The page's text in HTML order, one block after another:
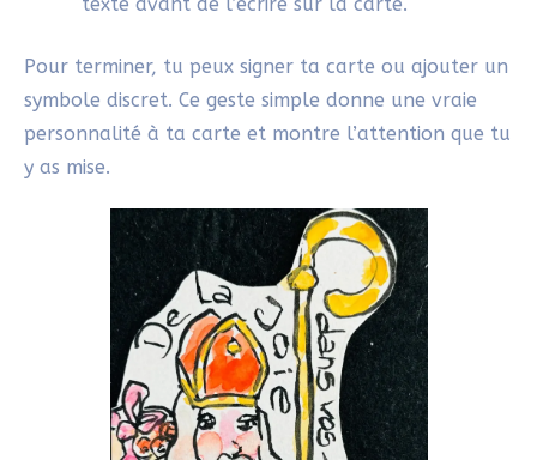
Noël de Saint-Nicolas !
Bravo, ta carte de Noël de Saint-Nicolas est prête
à illuminer les fêtes ! Grâce à l’art de l’ etegami, tu
as créé une attention ou une décoration qui attirera
sans aucun doute les regards. N’oublie pas : chaque
petite maladresse fait partie du charme et de
l’authenticité de ces cartes, c’est ce qui les rend si
Amuse-toi à réaliser d’autresetegamisur le thème
de Noël ou des merveilles de l’hiver. Si tu cherches
de nouvelles idées, explore les propositions de mon
Calendrier de l’Avent Créatif. Et surtout, partage tes